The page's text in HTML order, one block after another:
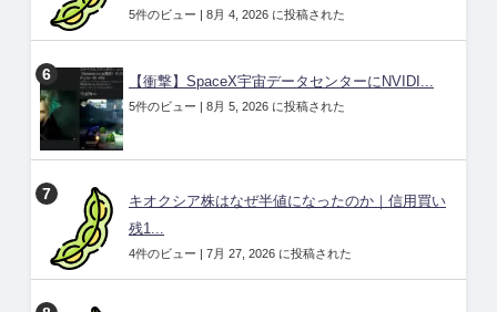
5件のビュー | 8月 4, 2026 に投稿された
【衝撃】SpaceX宇宙データセンターにNVIDI...
5件のビュー | 8月 5, 2026 に投稿された
キオクシア株はなぜ半値になったのか｜信用買い
残1...
4件のビュー | 7月 27, 2026 に投稿された